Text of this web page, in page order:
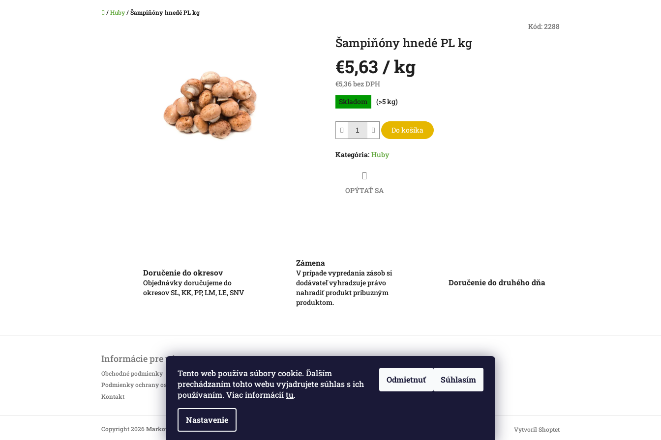
Tento web používa súbory cookie. Ďalším
prechádzaním tohto webu vyjadrujete súhlas s ich
používaním. Viac informáciítu.
Nastavenie
Odmietnuť Súhlasím
Domov
/Huby/Šampiňóny hnedé PL kg
Kód:2288
Šampiňóny hnedé PL kg
€5,63 / kg
€5,36 bez DPH
Jednotková
cena:
Skladom (>5 kg)
Do košíka
Kategória: Huby
OPÝTAŤ SA
Doručenie do okresov
Objednávky doručujeme do
okresov SL, KK, PP, LM, LE, SNV
Zámena
V prípade vypredania zásob si
dodávateľ vyhradzuje právo
nahradiť produkt príbuzným
produktom.
Doručenie do druhého dňa
Informácie pre vás
Obchodné podmienky
Podmienky ochrany osobných údajov
Kontakt
Vytvoril Shoptet
Copyright 2026Markotatry. Všetky práva vyhradené.